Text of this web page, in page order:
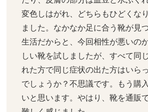
変色しはがれ、どちらもひどくな
ました。なかなか足に合う靴が見
生活だからと、今回相性が悪いの
しい靴を試しましたが、すべて同
れた方で同じ症状の出た方はいら
でしょうか？不思議です。もう購
いと思います。やはり、靴を通販